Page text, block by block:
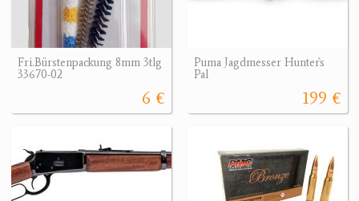
Fri.Bürstenpackung 8mm 3tlg
33670-02
6 €
Puma Jagdmesser Hunter`s
Pal
199 €